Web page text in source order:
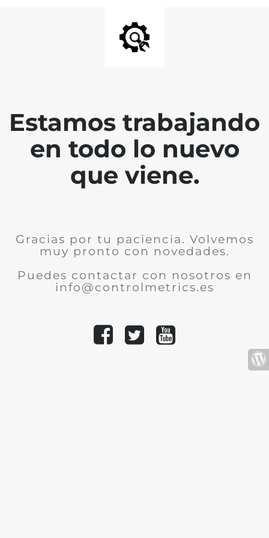
Estamos trabajando
en todo lo nuevo
que viene.
Gracias por tu paciencia. Volvemos
muy pronto con novedades.
Puedes contactar con nosotros en
info@controlmetrics.es